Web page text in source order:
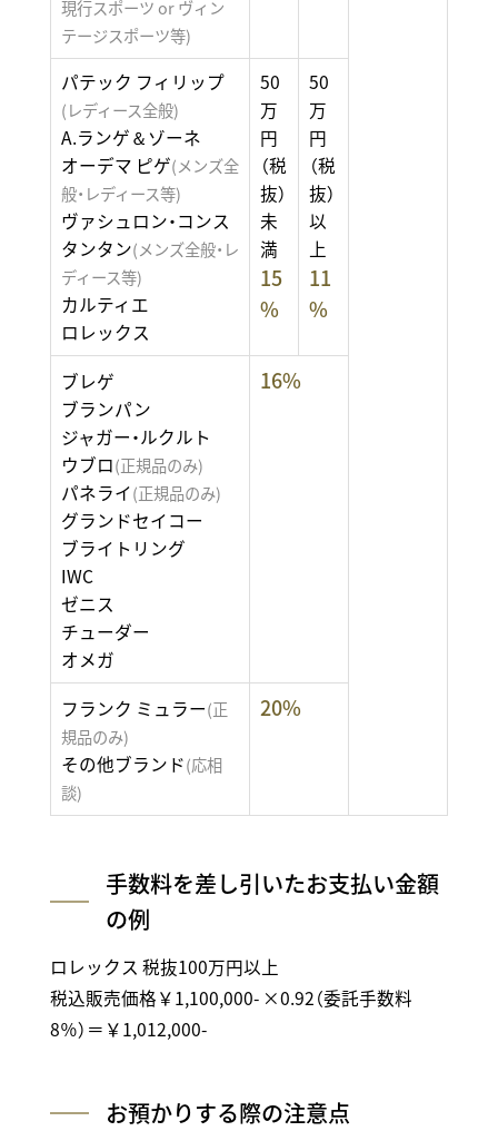
現行スポーツ or ヴィン
テージスポーツ等)
パテック フィリップ
(レディース全般)
A.ランゲ＆ゾーネ
オーデマ ピゲ(メンズ全
般・レディース等)
ヴァシュロン・コンス
タンタン(メンズ全般・レ
ディース等)
カルティエ
ロレックス
50
万
円
（税
抜）
未
満
15
%
50
万
円
（税
抜）
以
上
11
%
ブレゲ
ブランパン
ジャガー・ルクルト
ウブロ(正規品のみ)
パネライ(正規品のみ)
グランドセイコー
ブライトリング
IWC
ゼニス
チューダー
オメガ
16%
フランク ミュラー(正
規品のみ)
その他ブランド(応相
談)
20%
手数料を差し引いたお支払い金額
の例
ロレックス 税抜100万円以上
税込販売価格￥1,100,000- ×0.92（委託手数料
8％）＝￥1,012,000-
お預かりする際の注意点